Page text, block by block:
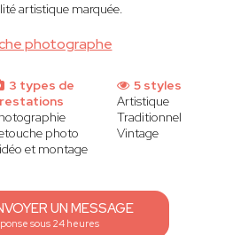
photographe
artistique marquée.
3 types de
photo
et montage
5 styles
Artistique
Traditionnel
Vintage
UN MESSAGE
sous 24 heures